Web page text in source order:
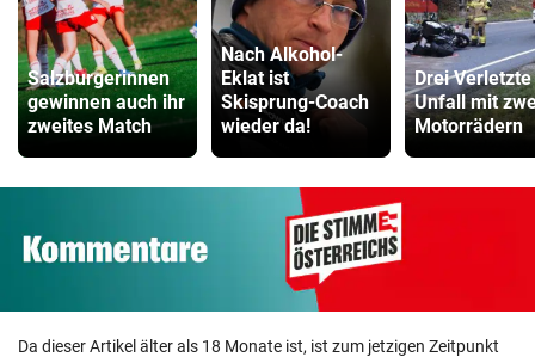
Salzburgerinnen
gewinnen auch ihr
zweites Match
Nach Alkohol-
Eklat ist
Skisprung-Coach
wieder da!
Drei
Unfall mit
Motorrädern
Da dieser Artikel älter als 18 Monate ist, ist zum jetzigen Zeitpunkt